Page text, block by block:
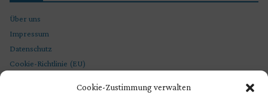
Cookie-Zustimmung verwalten
Über uns
Impressum
Datenschutz
Cookie-Richtlinie (EU)